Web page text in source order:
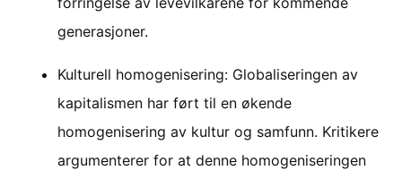
generasjoner.
Kulturell homogenisering: Globaliseringen av
kapitalismen har ført til en økende
homogenisering av kultur og samfunn. Kritikere
argumenterer for at denne homogeniseringen